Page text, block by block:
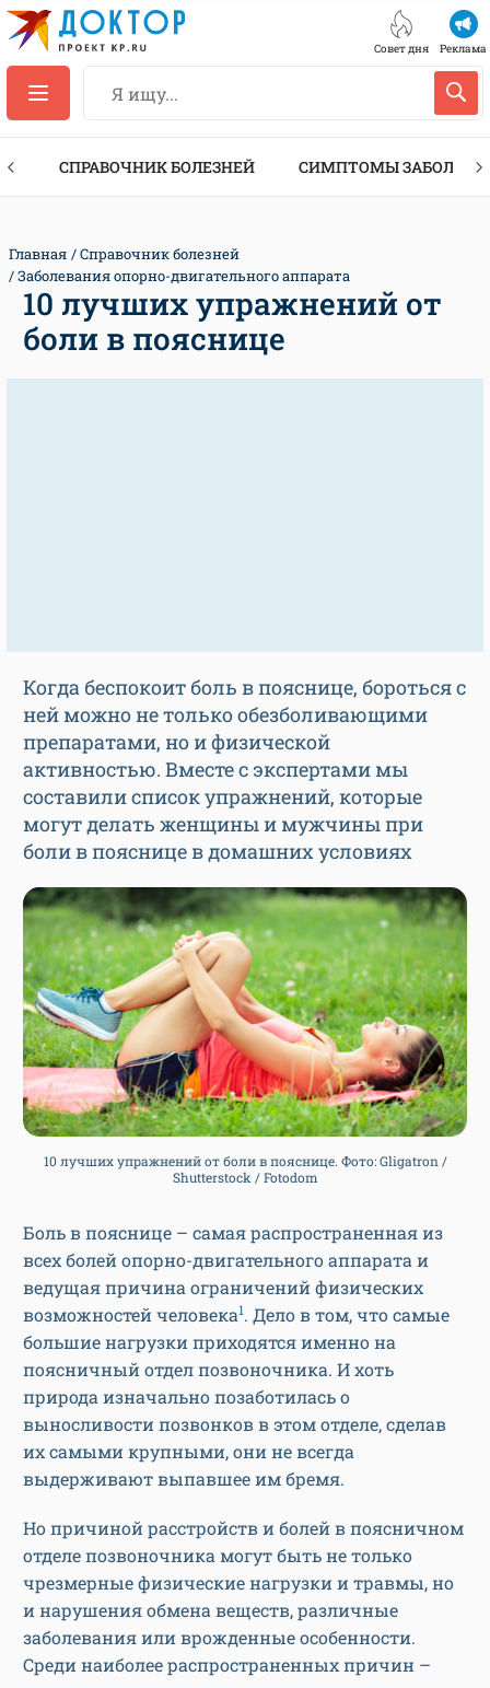
Совет дня Реклама
СПРАВОЧНИК БОЛЕЗНЕЙ СИМПТОМЫ
Главная
Справочник болезней
Заболевания опорно-двигательного аппарата
10 лучших упражнений от
боли в пояснице
Когда беспокоит боль в пояснице, бороться с
ней можно не только обезболивающими
препаратами, но и физической
активностью. Вместе с экспертами мы
составили список упражнений, которые
могут делать женщины и мужчины при
боли в пояснице в домашних условиях
10 лучших упражнений от боли в пояснице. Фото: Gligatron /
Shutterstock / Fotodom
Боль в пояснице – самая распространенная из
всех болей опорно-двигательного аппарата и
ведущая причина ограничений физических
возможностей человека1. Дело в том, что самые
большие нагрузки приходятся именно на
поясничный отдел позвоночника. И хоть
природа изначально позаботилась о
выносливости позвонков в этом отделе, сделав
их самыми крупными, они не всегда
выдерживают выпавшее им бремя.
Но причиной расстройств и болей в поясничном
отделе позвоночника могут быть не только
чрезмерные физические нагрузки и травмы, но
и нарушения обмена веществ, различные
заболевания или врожденные особенности.
Среди наиболее распространенных причин –